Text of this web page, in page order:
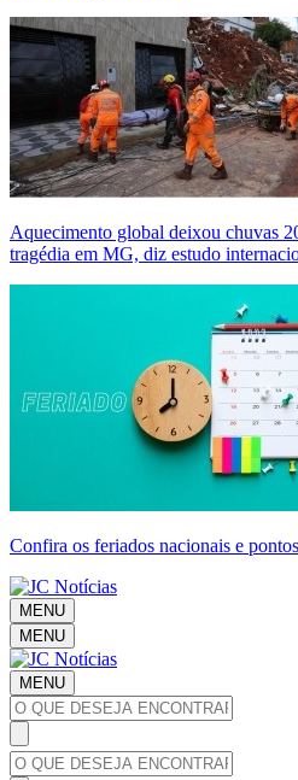
Aquecimento global deixou chuvas
tragédia em MG, diz estudo
Confira os feriados nacionais e
MENU
MENU
MENU